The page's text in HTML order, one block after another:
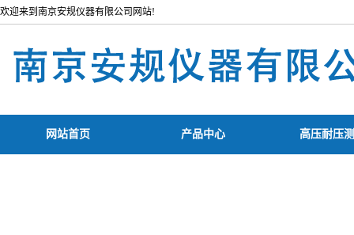
欢迎来到南京安规仪器有限公司网站!
网站首页 产品中心 高压耐压